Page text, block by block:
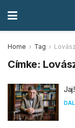
Home Tag
Címke: